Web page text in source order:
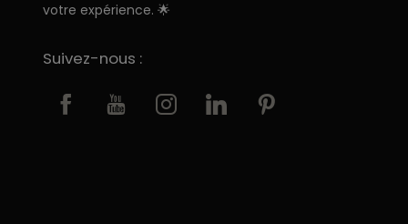
votre expérience. 🌟
Suivez-nous :